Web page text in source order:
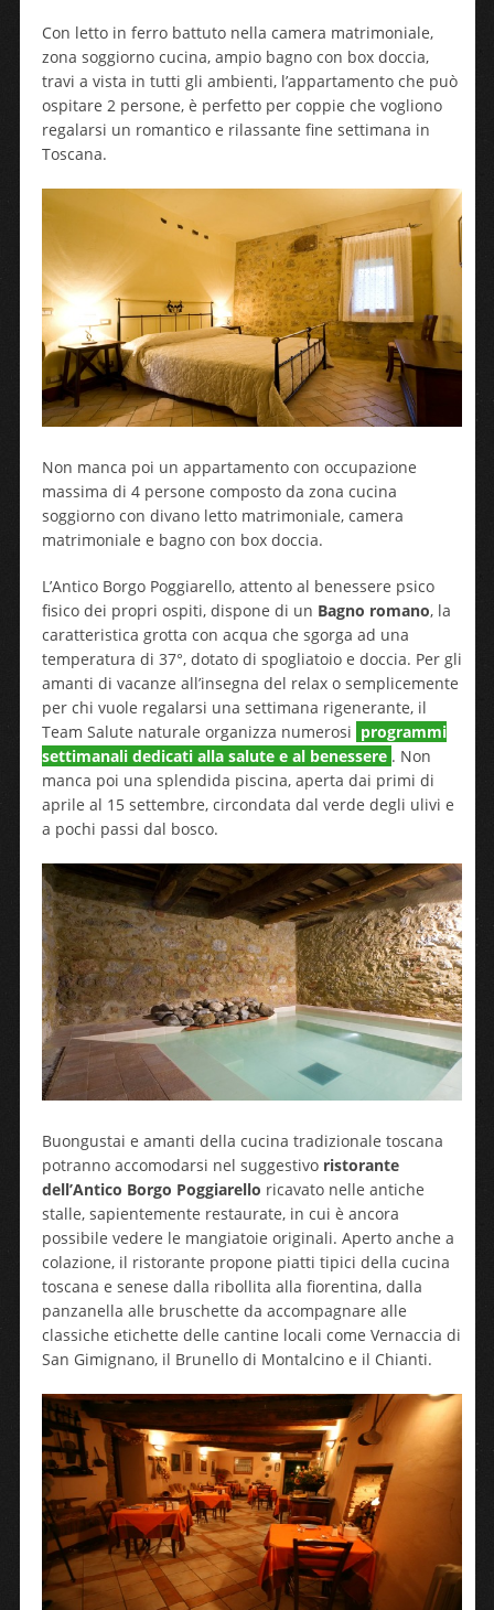
Con letto in ferro battuto nella camera matrimoniale,
zona soggiorno cucina, ampio bagno con box doccia,
travi a vista in tutti gli ambienti, l’appartamento che può
ospitare 2 persone, è perfetto per coppie che vogliono
regalarsi un romantico e rilassante fine settimana in
Toscana.
Non manca poi un appartamento con occupazione
massima di 4 persone composto da zona cucina
soggiorno con divano letto matrimoniale, camera
matrimoniale e bagno con box doccia.
L’Antico Borgo Poggiarello, attento al benessere psico
fisico dei propri ospiti, dispone di un Bagno romano, la
caratteristica grotta con acqua che sgorga ad una
temperatura di 37°, dotato di spogliatoio e doccia. Per gli
amanti di vacanze all’insegna del relax o semplicemente
per chi vuole regalarsi una settimana rigenerante, il
Team Salute naturale organizza numerosi programmi
settimanali dedicati alla salute e al benessere . Non
manca poi una splendida piscina, aperta dai primi di
aprile al 15 settembre, circondata dal verde degli ulivi e
a pochi passi dal bosco.
Buongustai e amanti della cucina tradizionale toscana
potranno accomodarsi nel suggestivo ristorante
dell’Antico Borgo Poggiarello ricavato nelle antiche
stalle, sapientemente restaurate, in cui è ancora
possibile vedere le mangiatoie originali. Aperto anche a
colazione, il ristorante propone piatti tipici della cucina
toscana e senese dalla ribollita alla fiorentina, dalla
panzanella alle bruschette da accompagnare alle
classiche etichette delle cantine locali come Vernaccia di
San Gimignano, il Brunello di Montalcino e il Chianti.